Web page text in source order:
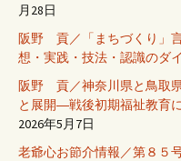
月28日
阪野 貢／「まちづくり」
想・実践・技法・認識のダ
阪野 貢／神奈川県と鳥取
と展開―戦後初期福祉教育
2026年5月7日
老爺心お節介情報／第８５